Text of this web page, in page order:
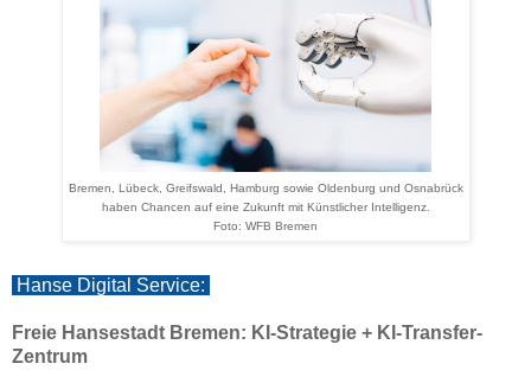
Bremen, Lübeck, Greifswald, Hamburg sowie Oldenburg und Osnabrück
haben Chancen auf eine Zukunft mit Künstlicher Intelligenz.
Foto: WFB Bremen
Hanse Digital Service:
Freie Hansestadt Bremen: KI-Strategie + KI-Transfer-
Zentrum